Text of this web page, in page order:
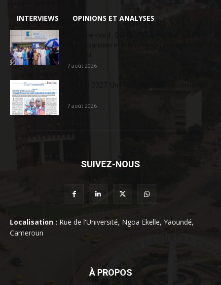
INTERVIEWS OPINIONS ET ANALYSES
7 août 2026
7 août 2026
SUIVEZ-NOUS
Localisation : Rue de l'Université, Ngoa Ekelle, Yaoundé,
Cameroun
À PROPOS